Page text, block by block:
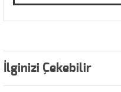
İlginizi Çekebilir